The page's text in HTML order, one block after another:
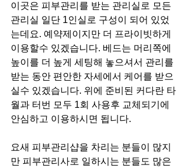
이곳은 피부관리를 받는 관리실로 모든
관리실 일단 1인실로 구성이 되어 있었
는데요. 예약제이지만 더 프라이빗하게
이용할수 있겠습니다. 베드는 머리쪽에
높이를 더 높게 세팅해 놓으셔서 관리를
받는 동안 편안한 자세에서 케어를 받으
실수 있겠습니다. 위에 준비된 커다란 타
월과 터번 모두 1회 사용후 교체되기에
안심하고 이용하시면 됩니다.
요새 피부관리샵을 차리는 분들이 많지
만 피부관리사로 일하시는 분들도 많은